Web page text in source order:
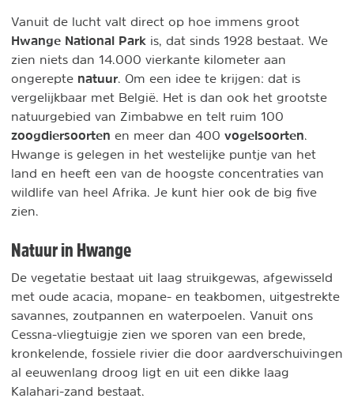
Vanuit de lucht valt direct op hoe immens groot
Hwange National Park is, dat sinds 1928 bestaat. We
zien niets dan 14.000 vierkante kilometer aan
ongerepte natuur . Om een idee te krijgen: dat is
vergelijkbaar met België. Het is dan ook het grootste
natuurgebied van Zimbabwe en telt ruim 100
zoogdiersoorten en meer dan 400 vogelsoorten
Hwange is gelegen in het westelijke puntje van het
land en heeft een van de hoogste concentraties van
wildlife van heel Afrika. Je kunt hier ook de big five
zien.
Natuur in Hwange
De vegetatie bestaat uit laag struikgewas, afgewisseld
met oude acacia, mopane- en teakbomen, uitgestrekte
savannes, zoutpannen en waterpoelen. Vanuit ons
Cessna-vliegtuigje zien we sporen van een brede,
kronkelende, fossiele rivier die door aardverschuivingen
al eeuwenlang droog ligt en uit een dikke laag
Kalahari-zand bestaat.